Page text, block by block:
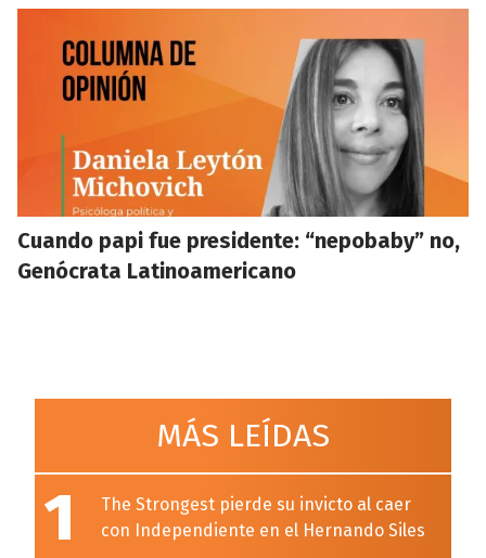
Cuando papi fue presidente: “nepobaby” no,
Genócrata Latinoamericano
MÁS LEÍDAS
1
The Strongest pierde su invicto al caer
con Independiente en el Hernando Siles